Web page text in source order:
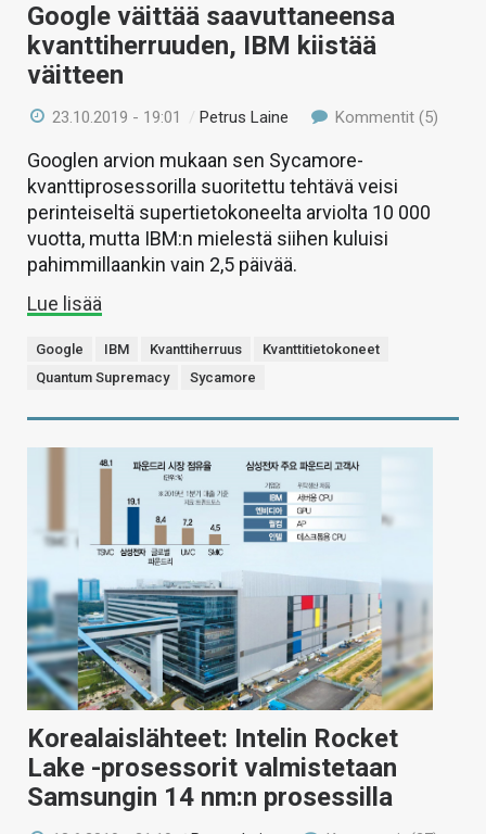
Google väittää saavuttaneensa
kvanttiherruuden, IBM kiistää
väitteen
23.10.2019 - 19:01 / Petrus Laine Kommentit (5)
Googlen arvion mukaan sen Sycamore-
kvanttiprosessorilla suoritettu tehtävä veisi
perinteiseltä supertietokoneelta arviolta 10 000
vuotta, mutta IBM:n mielestä siihen kuluisi
pahimmillaankin vain 2,5 päivää.
Lue lisää
Google IBM Kvanttiherruus
Kvanttitietokoneet
Quantum Supremacy
Sycamore
Korealaislähteet: Intelin Rocket
Lake -prosessorit valmistetaan
Samsungin 14 nm:n prosessilla